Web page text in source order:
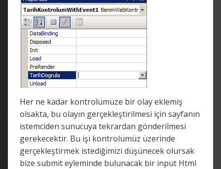
Her ne kadar kontrolümüze bir olay eklemiş
olsakta, bu olayın gerçekleştirilmesi için sayfanın
istemciden sunucuya tekrardan gönderilmesi
gerekecektir. Bu işi kontrolümüz üzerinde
gerçekleştirmek istediğimizi düşünecek olursak
bize submit eyleminde bulunacak bir input Html